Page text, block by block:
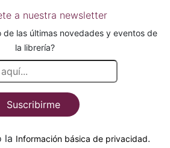
a nuestra newsletter
de las últimas novedades y eventos de
la librería?
Suscribirme
He leido y acepto la Información básica de privacidad.